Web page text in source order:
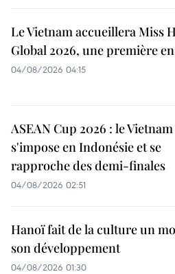
Le Vietnam accueillera Miss
Global 2026, une première
04/08/2026 04:15
ASEAN Cup 2026 : le Vietnam
s'impose en Indonésie et se
rapproche des demi-finales
04/08/2026 02:51
Hanoï fait de la culture un
son développement
04/08/2026 01:30